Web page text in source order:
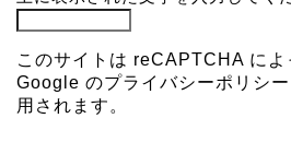
このサイトは reCAPTCHA によ
Google のプライバシーポリシー
用されます。